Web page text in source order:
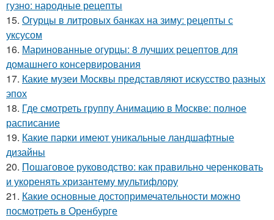
гузно: народные рецепты
15. Огурцы в литровых банках на зиму: рецепты с
уксусом
16. Маринованные огурцы: 8 лучших рецептов для
домашнего консервирования
17. Какие музеи Москвы представляют искусство разных
эпох
18. Где смотреть группу Анимацию в Москве: полное
расписание
19. Какие парки имеют уникальные ландшафтные
дизайны
20. Пошаговое руководство: как правильно черенковать
и укоренять хризантему мультифлору
21. Какие основные достопримечательности можно
посмотреть в Оренбурге